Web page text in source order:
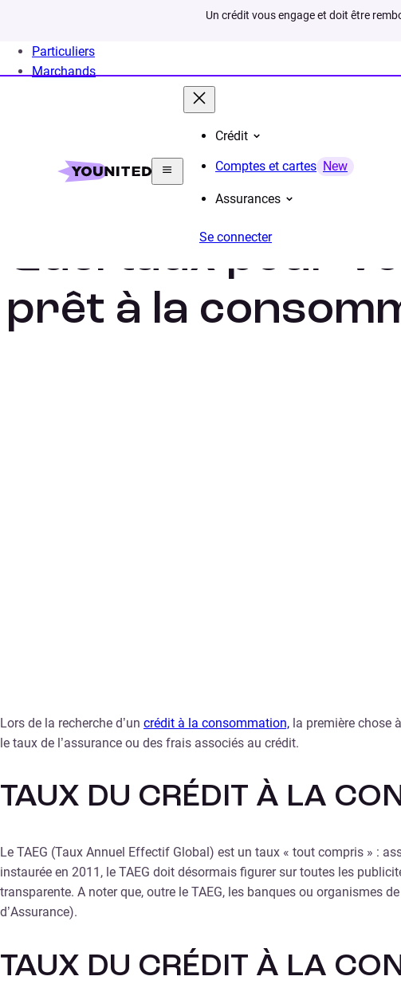
Un crédit vous engage et doit être
Particuliers
Marchands
Crédit
Comptes et cartes New
Assurances
Se connecter
Home Crédit Consommation Quel taux credit
Quel taux pour
prêt à la
Lors de la recherche d’un crédit à la consommation, la première chose
le taux de l’assurance ou des frais associés au crédit.
TAUX DU CRÉDIT À LA
Le TAEG (Taux Annuel Effectif Global) est un taux « tout compris » :
instaurée en 2011, le TAEG doit désormais figurer sur toutes les
transparente. A noter que, outre le TAEG, les banques ou organismes
d’Assurance).
TAUX DU CRÉDIT À LA